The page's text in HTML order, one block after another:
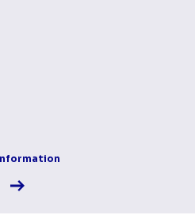
Voir la fiche diffusion